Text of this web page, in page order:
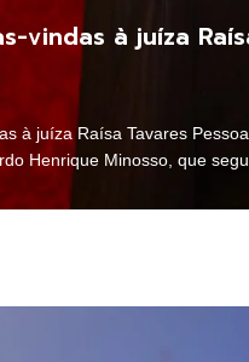
vindas à juíza
à juíza Raísa Tavares
Henrique Minosso, que